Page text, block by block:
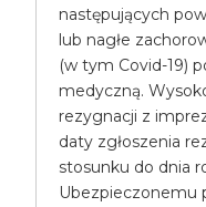
następujących
lub nagłe
(w tym Covid-19)
medyczną.
rezygnacji z
daty zgłoszenia
stosunku do dnia
Ubezpieczonemu